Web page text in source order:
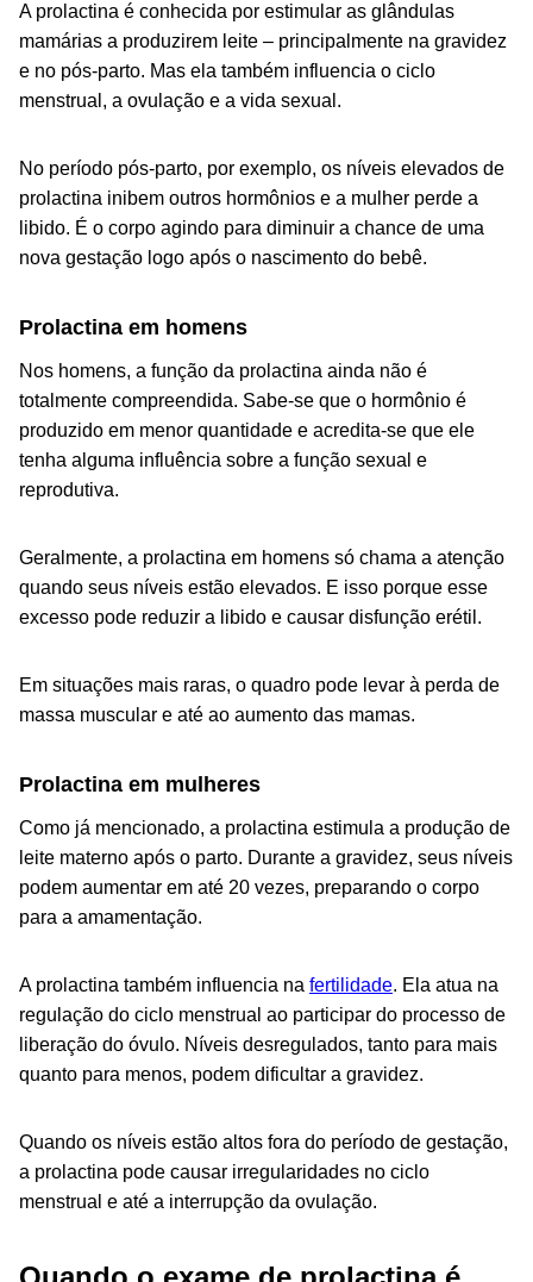
A prolactina é conhecida por estimular as glândulas
mamárias a produzirem leite – principalmente na gravidez
e no pós-parto. Mas ela também influencia o ciclo
menstrual, a ovulação e a vida sexual.
No período pós-parto, por exemplo, os níveis elevados de
prolactina inibem outros hormônios e a mulher perde a
libido. É o corpo agindo para diminuir a chance de uma
nova gestação logo após o nascimento do bebê.
Prolactina em homens
Nos homens, a função da prolactina ainda não é
totalmente compreendida. Sabe-se que o hormônio é
produzido em menor quantidade e acredita-se que ele
tenha alguma influência sobre a função sexual e
reprodutiva.
Geralmente, a prolactina em homens só chama a atenção
quando seus níveis estão elevados. E isso porque esse
excesso pode reduzir a libido e causar disfunção erétil.
Em situações mais raras, o quadro pode levar à perda de
massa muscular e até ao aumento das mamas.
Prolactina em mulheres
Como já mencionado, a prolactina estimula a produção de
leite materno após o parto. Durante a gravidez, seus níveis
podem aumentar em até 20 vezes, preparando o corpo
para a amamentação.
A prolactina também influencia na fertilidade. Ela atua na
regulação do ciclo menstrual ao participar do processo de
liberação do óvulo. Níveis desregulados, tanto para mais
quanto para menos, podem dificultar a gravidez.
Quando os níveis estão altos fora do período de gestação,
a prolactina pode causar irregularidades no ciclo
menstrual e até a interrupção da ovulação.